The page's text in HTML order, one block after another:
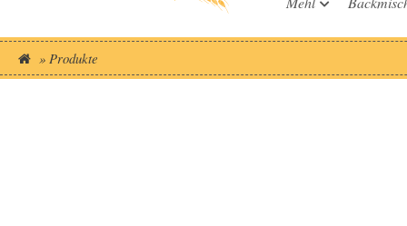
» Produkte